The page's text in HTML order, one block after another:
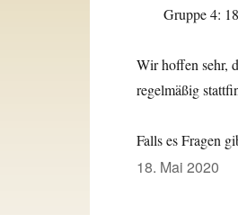
Gruppe 4:
Wir hoffen sehr,
regelmäßig
Falls es Fragen
Veröffentlicht
18. Mai 2020